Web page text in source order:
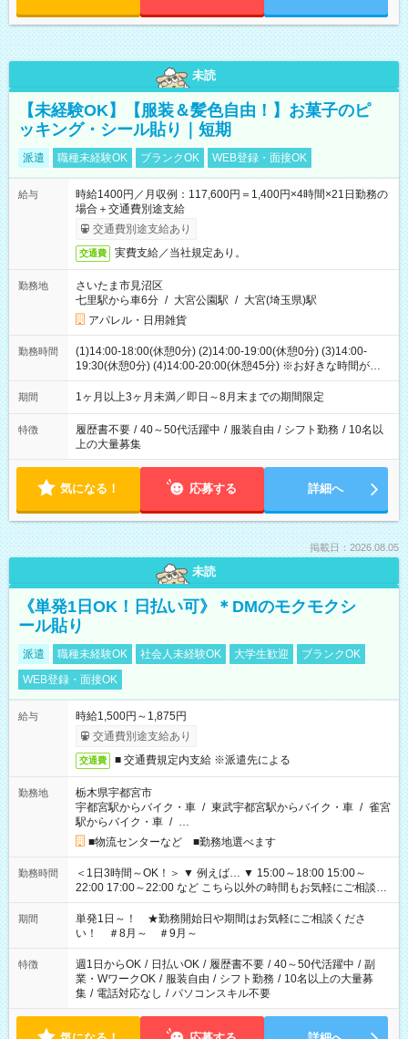
未読
【未経験OK】【服装＆髪色自由！】お菓子のピ
ッキング・シール貼り｜短期
派遣 職種未経験OK ブランクOK WEB登録・面接OK
給与
時給1400円／月収例：117,600円＝1,400円×4時間×21日勤務の
場合＋交通費別途支給
交通費別途支給あり
交通費 実費支給／当社規定あり。
勤務地
さいたま市見沼区
七里駅から車6分 / 大宮公園駅 / 大宮(埼玉県)駅
アパレル・日用雑貨
勤務時間
(1)14:00-18:00(休憩0分) (2)14:00-19:00(休憩0分) (3)14:00-
19:30(休憩0分) (4)14:00-20:00(休憩45分) ※お好きな時間が選べ
ます
期間 1ヶ月以上3ヶ月未満／即日～8月末までの期間限定
特徴 履歴書不要 / 40～50代活躍中 / 服装自由 / シフト勤務 / 10名以
上の大量募集
気になる！ 応募する 詳細へ
掲載日：2026.08.05
未読
《単発1日OK！日払い可》＊DMのモクモクシ
ール貼り
派遣 職種未経験OK 社会人未経験OK 大学生歓迎
ブランクOK
WEB登録・面接OK
給与
時給1,500円～1,875円
交通費別途支給あり
交通費 ■ 交通費規定内支給 ※派遣先による
勤務地
栃木県宇都宮市
宇都宮駅からバイク・車 / 東武宇都宮駅からバイク・車 / 雀宮
駅からバイク・車 / …
■物流センターなど ■勤務地選べます
勤務時間
＜1日3時間～OK！＞ ▼ 例えば… ▼ 15:00～18:00 15:00～
22:00 17:00～22:00 など こちら以外の時間もお気軽にご相談く
ださい！
期間
単発1日～！ ★勤務開始日や期間はお気軽にご相談くださ
い！ ＃8月～ ＃9月～
特徴 週1日からOK / 日払いOK / 履歴書不要 / 40～50代活躍中 / 副
業・WワークOK / 服装自由 / シフト勤務 / 10名以上の大量募
集 / 電話対応なし / パソコンスキル不要